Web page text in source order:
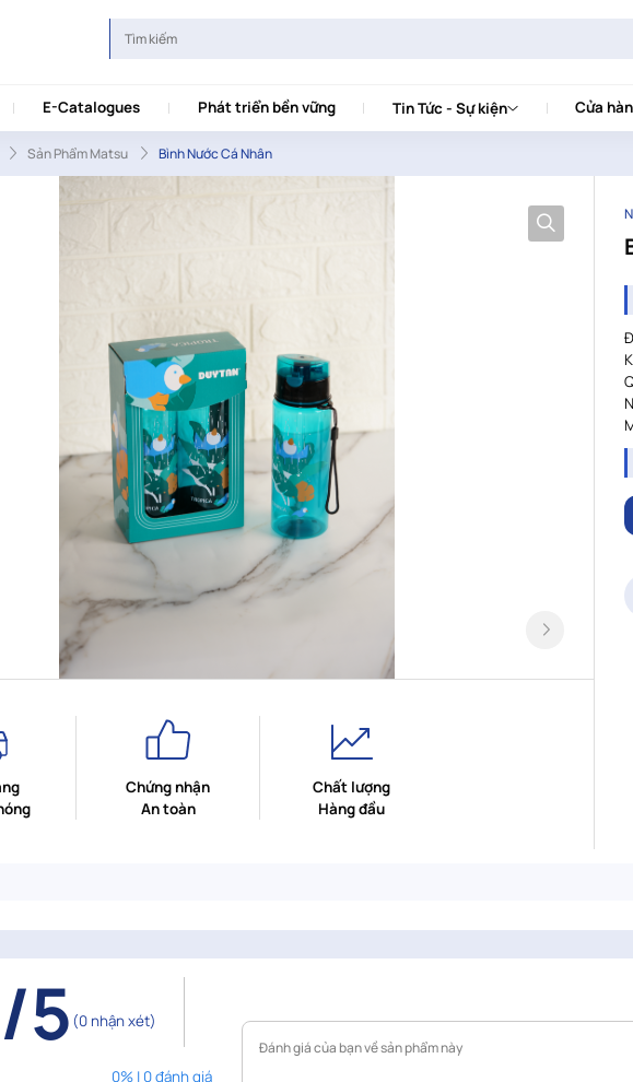
E-Catalogues Phát triển bền vững Tin Tức - Sự kiện Cửa
Sản Phẩm Matsu Bình Nước Cá Nhân
Chứng nhận
An toàn
Chất lượng
Hàng đầu
5 (0 nhận xét)
0% | 0 đánh giá